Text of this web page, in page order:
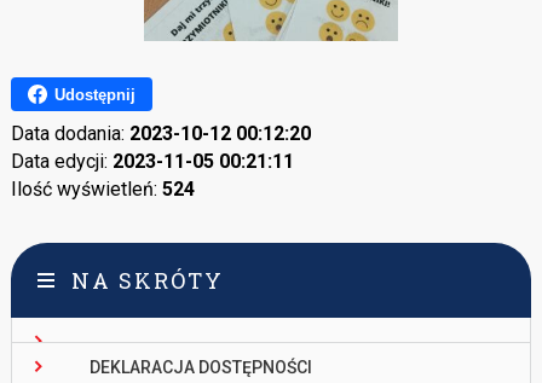
Udostępnij
Data dodania: 2023-10-12 00:12:20
Data edycji: 2023-11-05 00:21:11
Ilość wyświetleń: 524
NA SKRÓTY
DEKLARACJA DOSTĘPNOŚCI